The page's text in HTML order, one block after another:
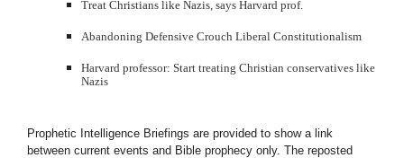
Treat Christians like Nazis, says Harvard prof.
Abandoning Defensive Crouch Liberal Constitutionalism
Harvard professor: Start treating Christian conservatives like
Nazis
Prophetic Intelligence Briefings are provided to show a link
between current events and Bible prophecy only. The reposted